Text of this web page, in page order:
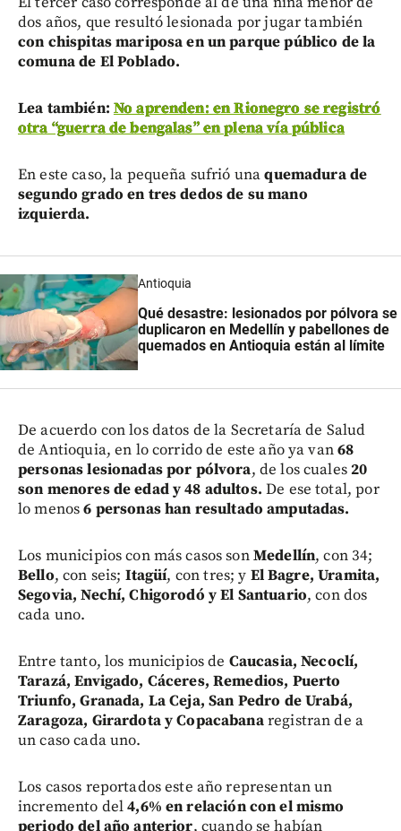
dos años, que resultó lesionada por jugar también
con chispitas mariposa en un parque público de la
comuna de El Poblado.
Lea también: No aprenden: en Rionegro se registró
otra “guerra de bengalas” en plena vía pública
En este caso, la pequeña sufrió unaquemadura de
segundo grado en tres dedos de su mano
izquierda.
Antioquia
Qué desastre: lesionados por pólvora se
duplicaron en Medellín y pabellones de
quemados en Antioquia están al límite
De acuerdo con los datos de la Secretaría de Salud
de Antioquia, en lo corrido de este año ya van68
personas lesionadas por pólvora, de los cuales20
son menores de edad y 48 adultos.De ese total, por
lo menos6 personas han resultado amputadas.
Los municipios con más casos sonMedellín, con 34;
Bello, con seis; Itagüí, con tres; y El Bagre, Uramita,
Segovia, Nechí, Chigorodó y El Santuario, con dos
cada uno.
Entre tanto, los municipios de Caucasia, Necoclí,
Tarazá, Envigado, Cáceres, Remedios, Puerto
Triunfo, Granada, La Ceja, San Pedro de Urabá,
Zaragoza, Girardota y Copacabanaregistran de a
un caso cada uno.
Los casos reportados este año representan un
incremento del4,6% en relación con el mismo
periodo del año anterior, cuando se habían